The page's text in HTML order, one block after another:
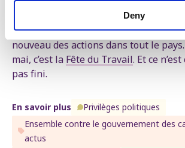
Deny
Le dimanche 27 avril, le PTB organise
Bruxelles. Le mardi 29 avril, les
nouveau des actions dans tout le
mai, c’est la Fête du Travail. Et ce
pas fini.
En savoir plus
Privilèges politiques
Ensemble contre le gouvernement des
actus